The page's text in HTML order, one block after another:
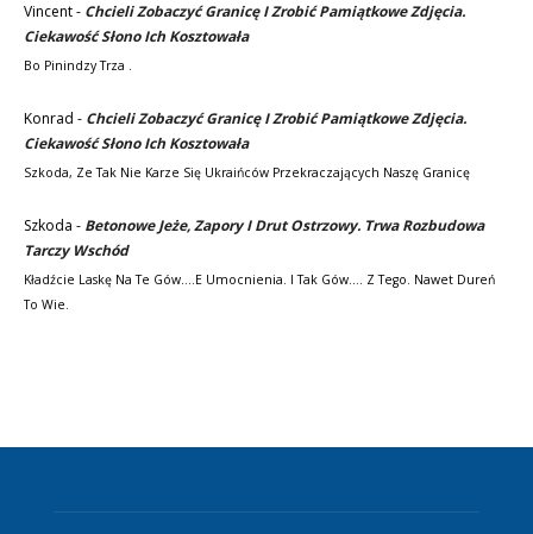
Vincent- Chcieli Zobaczyć Granicę I Zrobić Pamiątkowe Zdjęcia.
Ciekawość Słono Ich Kosztowała
Bo Pinindzy Trza .
Konrad - Chcieli Zobaczyć Granicę I Zrobić Pamiątkowe Zdjęcia.
Ciekawość Słono Ich Kosztowała
Szkoda, Ze Tak Nie Karze Się Ukraińców Przekraczających Naszę Granicę
Szkoda - Betonowe Jeże, Zapory I Drut Ostrzowy. Trwa Rozbudowa
Tarczy Wschód
Kładźcie Laskę Na Te Gów....e Umocnienia. I Tak Gów.... Z Tego. Nawet Dureń
To Wie.